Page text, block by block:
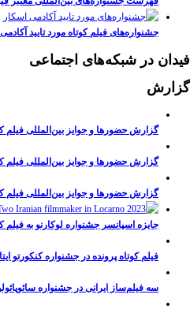
جشنواره‌های فیلم کوتاه مورد تایید
فیدان در شبکه‌های اجتماعی
گزارش
گزارش حضورها و جوایز بین‌المللی فیلم
گزارش حضورها و جوایز بین‌المللی فیلم
گزارش حضورها و جوایز بین‌المللی فیلم
جایزه اسپانسر جشنواره لوکارنو به فیلم
فیلم کوتاه پرونده در جشنواره کنکورتو
سه فیلم‌ساز ایرانی در جشنواره سائوپائولو